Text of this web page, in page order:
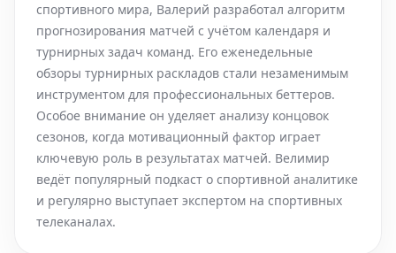
спортивного мира, Валерий разработал алгоритм
прогнозирования матчей с учётом календаря и
турнирных задач команд. Его еженедельные
обзоры турнирных раскладов стали незаменимым
инструментом для профессиональных беттеров.
Особое внимание он уделяет анализу концовок
сезонов, когда мотивационный фактор играет
ключевую роль в результатах матчей. Велимир
ведёт популярный подкаст о спортивной аналитике
и регулярно выступает экспертом на спортивных
телеканалах.